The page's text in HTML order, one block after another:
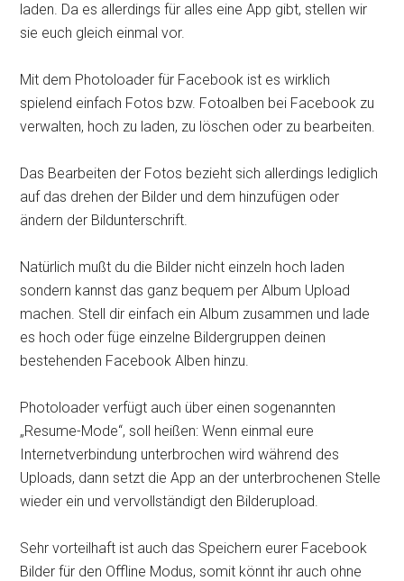
laden. Da es allerdings für alles eine App gibt, stellen wir
sie euch gleich einmal vor.
Mit dem Photoloader für Facebook ist es wirklich
spielend einfach Fotos bzw. Fotoalben bei Facebook zu
verwalten, hoch zu laden, zu löschen oder zu bearbeiten.
Das Bearbeiten der Fotos bezieht sich allerdings lediglich
auf das drehen der Bilder und dem hinzufügen oder
ändern der Bildunterschrift.
Natürlich mußt du die Bilder nicht einzeln hoch laden
sondern kannst das ganz bequem per Album Upload
machen. Stell dir einfach ein Album zusammen und lade
es hoch oder füge einzelne Bildergruppen deinen
bestehenden Facebook Alben hinzu.
Photoloader verfügt auch über einen sogenannten
„Resume-Mode“, soll heißen: Wenn einmal eure
Internetverbindung unterbrochen wird während des
Uploads, dann setzt die App an der unterbrochenen Stelle
wieder ein und vervollständigt den Bilderupload.
Sehr vorteilhaft ist auch das Speichern eurer Facebook
Bilder für den Offline Modus, somit könnt ihr auch ohne